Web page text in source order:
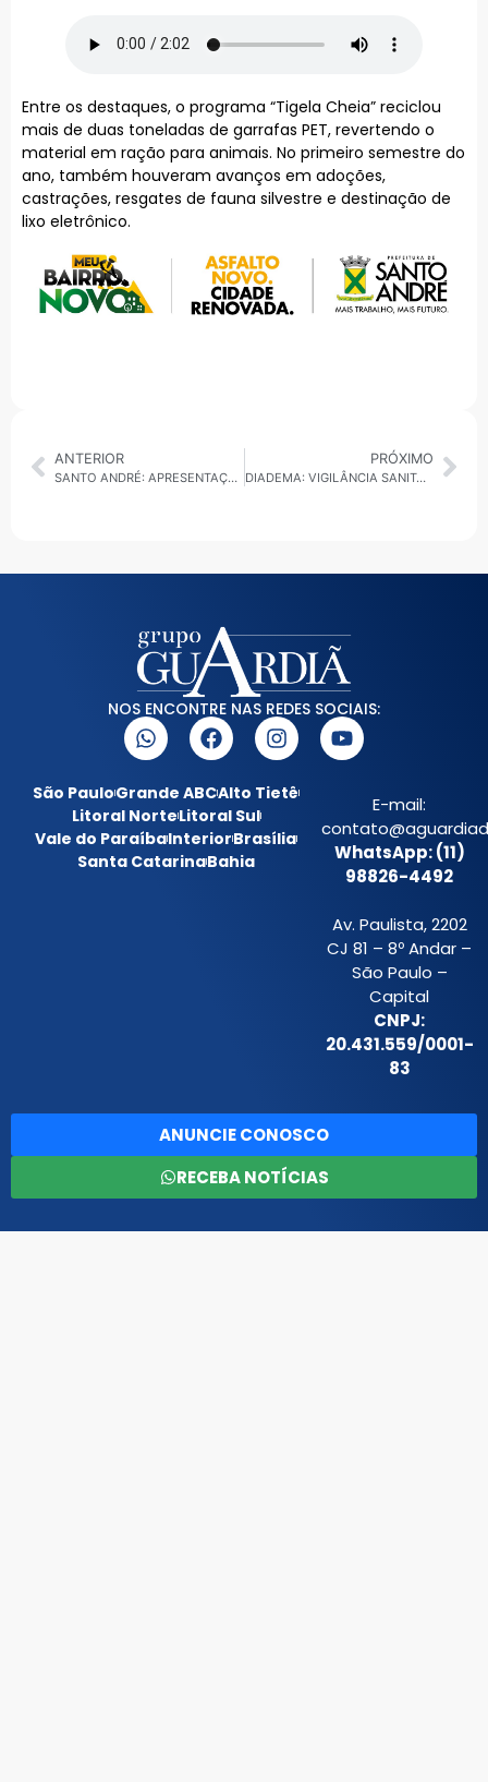
Entre os destaques, o programa “Tigela Cheia” reciclou
mais de duas toneladas de garrafas PET, revertendo o
material em ração para animais. No primeiro semestre do
ano, também houveram avanços em adoções,
castrações, resgates de fauna silvestre e destinação de
lixo eletrônico.
ANTERIOR
SANTO ANDRÉ: APRESENTAÇÃO DO BELLY PET DANCE PROMOVE ARTE E SOLIDARIEDADE NO TEATRO MUNICIPAL NESTE SÁBADO
PRÓXIMO
DIADEMA: VIGILÂNCIA SANITÁRIA PROMOVE OFICINA DE BOAS PRÁTICAS PARA COZINHAS INDUSTRIAIS
NOS ENCONTRE NAS REDES SOCIAIS:
São PauloGrande ABCAlto Tietê
Litoral NorteLitoral Sul
Vale do ParaíbaInteriorBrasília
Santa CatarinaBahia
E-mail:
WhatsApp: (11)
98826-4492
Av. Paulista, 2202
CJ 81 – 8º Andar –
São Paulo –
Capital
CNPJ:
20.431.559/0001-
83
ANUNCIE CONOSCO
RECEBA NOTÍCIAS